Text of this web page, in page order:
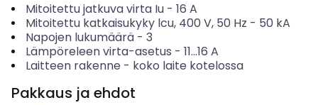
Mitoitettu jatkuva virta Iu- 16 A
Mitoitettu katkaisukyky lcu, 400 V, 50 Hz - 50 kA
Napojen lukumäärä- 3
Lämpöreleen virta-asetus - 11...16 A
Laitteen rakenne - koko laite kotelossa
Pakkaus ja ehdot